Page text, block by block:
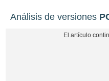
Análisis de versiones